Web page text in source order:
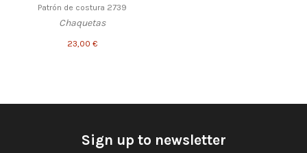
Patrón de costura 2739
Chaquetas
23,00 €
Sign up to newsletter